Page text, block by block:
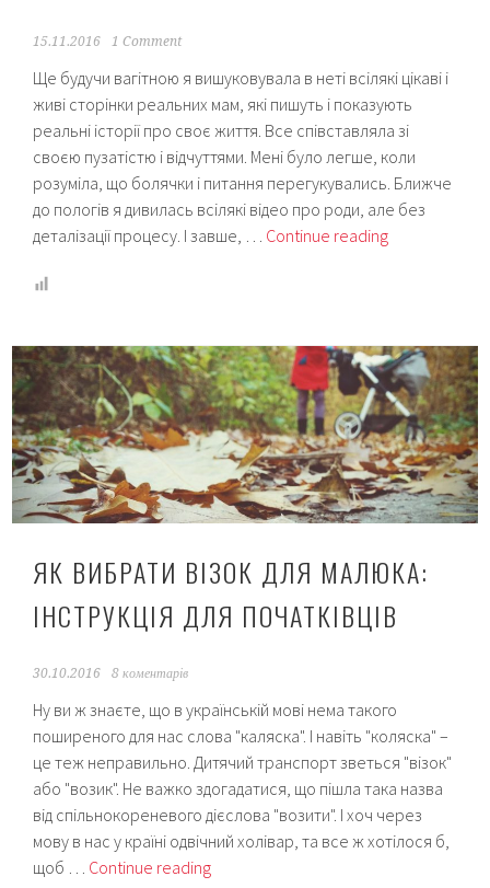
15.11.2016 1 Comment
Ще будучи вагітною я вишуковувала в неті всілякі цікаві і
живі сторінки реальних мам, які пишуть і показують
реальні історії про своє життя. Все співставляла зі
своєю пузатістю і відчуттями. Мені було легше, коли
розуміла, що болячки і питання перегукувались. Ближче
до пологів я дивилась всілякі відео про роди, але без
деталізації процесу. І завше, … Continue readingМами-
читає
Мамунця
ЯК ВИБРАТИ ВІЗОК ДЛЯ МАЛЮКА:
ІНСТРУКЦІЯ ДЛЯ ПОЧАТКІВЦІВ
30.10.2016 8 коментарів
Ну ви ж знаєте, що в українській мові нема такого
поширеного для нас слова "каляска". І навіть "коляска" –
це теж неправильно. Дитячий транспорт зветься "візок"
або "возик". Не важко здогадатися, що пішла така назва
від спільнокореневого дієслова "возити". І хоч через
мову в нас у країні одвічний холівар, та все ж хотілося б,
щоб … Continue readingЯк